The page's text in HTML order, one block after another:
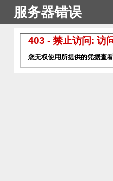
服务器错误
403 - 禁止访问: 访
您无权使用所提供的凭据查